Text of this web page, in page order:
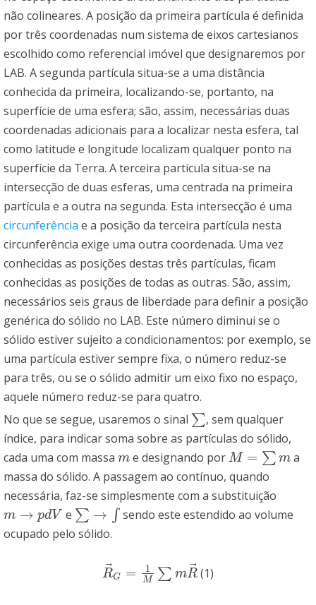
não colineares. A posição da primeira partícula é definida
por três coordenadas num sistema de eixos cartesianos
escolhido como referencial imóvel que designaremos por
LAB. A segunda partícula situa-se a uma distância
conhecida da primeira, localizando-se, portanto, na
superfície de uma esfera; são, assim, necessárias duas
coordenadas adicionais para a localizar nesta esfera, tal
como latitude e longitude localizam qualquer ponto na
superfície da Terra. A terceira partícula situa-se na
intersecção de duas esferas, uma centrada na primeira
partícula e a outra na segunda. Esta intersecção é uma
circunferência e a posição da terceira partícula nesta
circunferência exige uma outra coordenada. Uma vez
conhecidas as posições destas três partículas, ficam
conhecidas as posições de todas as outras. São, assim,
necessários seis graus de liberdade para definir a posição
genérica do sólido no LAB. Este número diminui se o
sólido estiver sujeito a condicionamentos: por exemplo, se
uma partícula estiver sempre fixa, o número reduz-se
para três, ou se o sólido admitir um eixo fixo no espaço,
aquele número reduz-se para quatro.
No que se segue, usaremos o sinal ∑
∑ , sem qualquer
índice, para indicar soma sobre as partículas do sólido,
cada uma com massa m
me designando por M = ∑ m
M= ∑m
a
massa do sólido. A passagem ao contínuo, quando
necessária, faz-se simplesmente com a substituição
m → pdV
m→pdV e ∑ → ∫
∑→ ∫
sendo este estendido ao volume
ocupado pelo sólido.
R⃗
G = 1
M ∑ mR⃗
R→G=1 M∑mR→ (1)